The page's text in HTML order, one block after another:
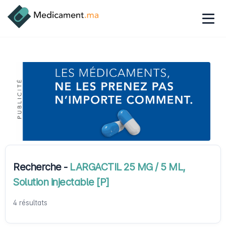
Recherche - LARGACTIL 25 MG / 5 ML,
Solution injectable [P]
4 résultats